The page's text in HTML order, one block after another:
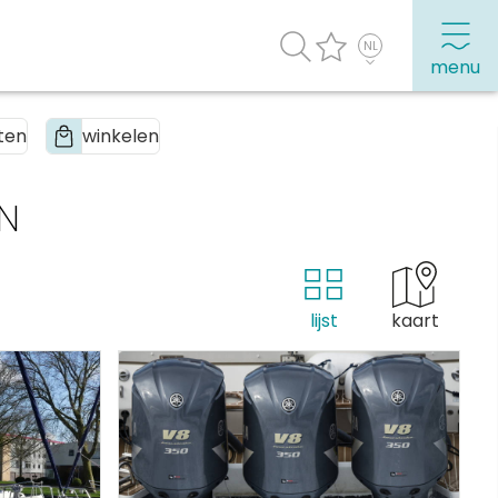
menu
Vakantie vieren in Sneek
Overnachten in Sneek
Citygame Escapegame Sneek
Webcams
De leukste routes
winkelen
lijst kaart